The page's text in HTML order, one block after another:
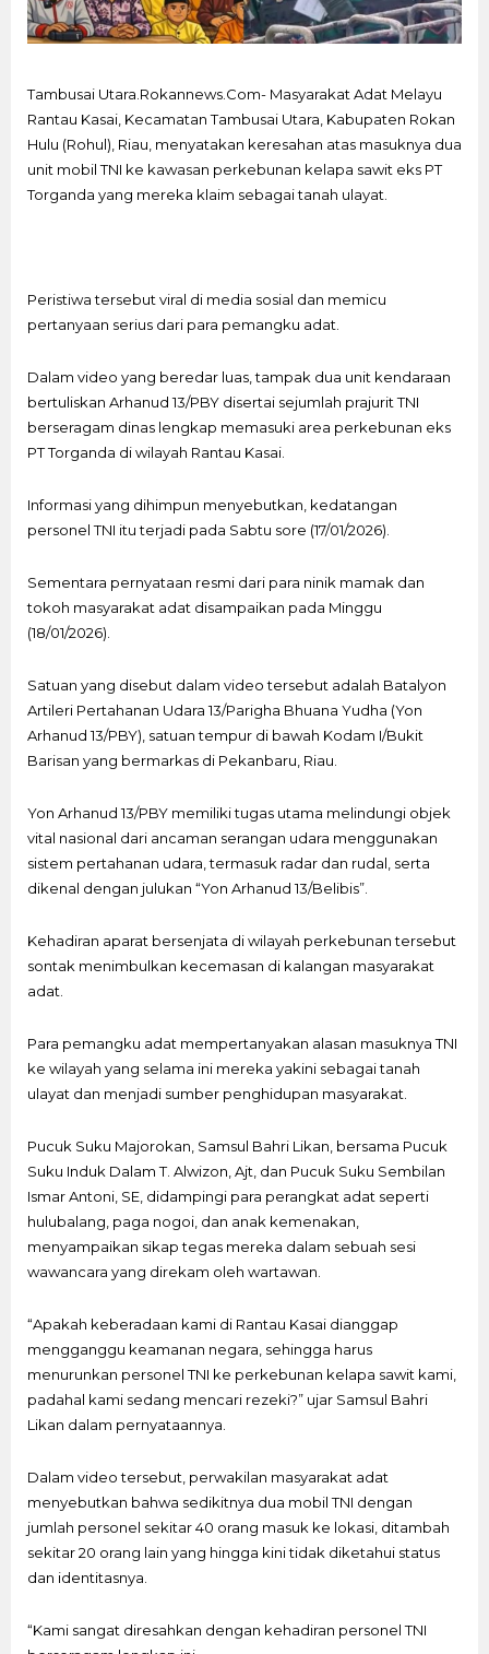
Tambusai Utara.Rokannews.Com- Masyarakat Adat Melayu
Rantau Kasai, Kecamatan Tambusai Utara, Kabupaten Rokan
Hulu (Rohul), Riau, menyatakan keresahan atas masuknya dua
unit mobil TNI ke kawasan perkebunan kelapa sawit eks PT
Torganda yang mereka klaim sebagai tanah ulayat.
Peristiwa tersebut viral di media sosial dan memicu
pertanyaan serius dari para pemangku adat.
Dalam video yang beredar luas, tampak dua unit kendaraan
bertuliskan Arhanud 13/PBY disertai sejumlah prajurit TNI
berseragam dinas lengkap memasuki area perkebunan eks
PT Torganda di wilayah Rantau Kasai.
Informasi yang dihimpun menyebutkan, kedatangan
personel TNI itu terjadi pada Sabtu sore (17/01/2026).
Sementara pernyataan resmi dari para ninik mamak dan
tokoh masyarakat adat disampaikan pada Minggu
(18/01/2026).
Satuan yang disebut dalam video tersebut adalah Batalyon
Artileri Pertahanan Udara 13/Parigha Bhuana Yudha (Yon
Arhanud 13/PBY), satuan tempur di bawah Kodam I/Bukit
Barisan yang bermarkas di Pekanbaru, Riau.
Yon Arhanud 13/PBY memiliki tugas utama melindungi objek
vital nasional dari ancaman serangan udara menggunakan
sistem pertahanan udara, termasuk radar dan rudal, serta
dikenal dengan julukan “Yon Arhanud 13/Belibis”.
Kehadiran aparat bersenjata di wilayah perkebunan tersebut
sontak menimbulkan kecemasan di kalangan masyarakat
adat.
Para pemangku adat mempertanyakan alasan masuknya TNI
ke wilayah yang selama ini mereka yakini sebagai tanah
ulayat dan menjadi sumber penghidupan masyarakat.
Pucuk Suku Majorokan, Samsul Bahri Likan, bersama Pucuk
Suku Induk Dalam T. Alwizon, Ajt, dan Pucuk Suku Sembilan
Ismar Antoni, SE, didampingi para perangkat adat seperti
hulubalang, paga nogoi, dan anak kemenakan,
menyampaikan sikap tegas mereka dalam sebuah sesi
wawancara yang direkam oleh wartawan.
“Apakah keberadaan kami di Rantau Kasai dianggap
mengganggu keamanan negara, sehingga harus
menurunkan personel TNI ke perkebunan kelapa sawit kami,
padahal kami sedang mencari rezeki?” ujar Samsul Bahri
Likan dalam pernyataannya.
Dalam video tersebut, perwakilan masyarakat adat
menyebutkan bahwa sedikitnya dua mobil TNI dengan
jumlah personel sekitar 40 orang masuk ke lokasi, ditambah
sekitar 20 orang lain yang hingga kini tidak diketahui status
dan identitasnya.
“Kami sangat diresahkan dengan kehadiran personel TNI